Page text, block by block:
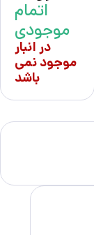
اتمام
موجودی
در انبار
موجود نمی
باشد